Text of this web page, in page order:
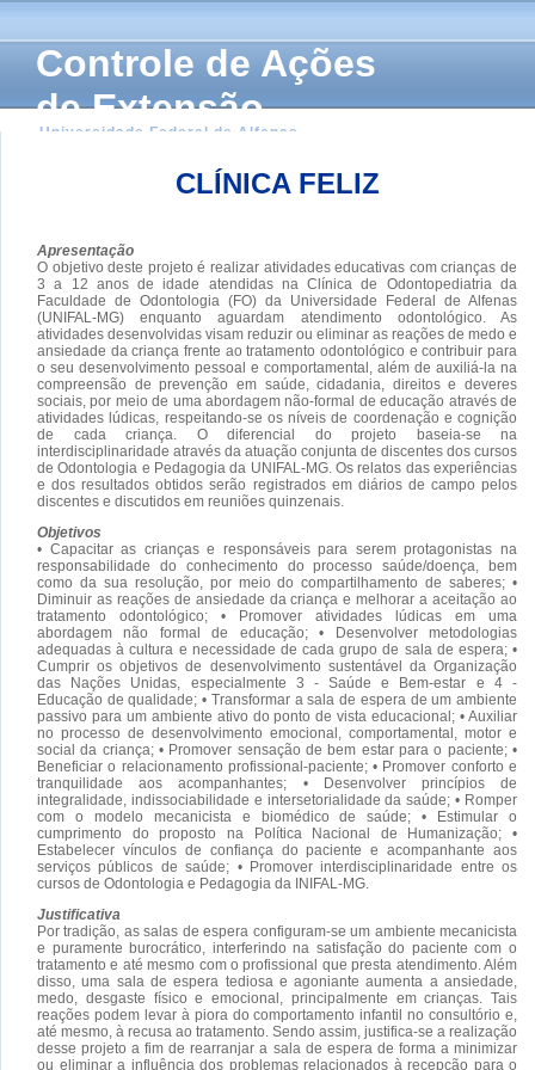
Controle de Ações
de Extensão
Universidade Federal de Alfenas
CLÍNICA FELIZ
Apresentação
O objetivo deste projeto é realizar atividades educativas com crianças de
3 a 12 anos de idade atendidas na Clínica de Odontopediatria da
Faculdade de Odontologia (FO) da Universidade Federal de Alfenas
(UNIFAL-MG) enquanto aguardam atendimento odontológico. As
atividades desenvolvidas visam reduzir ou eliminar as reações de medo e
ansiedade da criança frente ao tratamento odontológico e contribuir para
o seu desenvolvimento pessoal e comportamental, além de auxiliá-la na
compreensão de prevenção em saúde, cidadania, direitos e deveres
sociais, por meio de uma abordagem não-formal de educação através de
atividades lúdicas, respeitando-se os níveis de coordenação e cognição
de cada criança. O diferencial do projeto baseia-se na
interdisciplinaridade através da atuação conjunta de discentes dos cursos
de Odontologia e Pedagogia da UNIFAL-MG. Os relatos das experiências
e dos resultados obtidos serão registrados em diários de campo pelos
discentes e discutidos em reuniões quinzenais.
Objetivos
• Capacitar as crianças e responsáveis para serem protagonistas na
responsabilidade do conhecimento do processo saúde/doença, bem
como da sua resolução, por meio do compartilhamento de saberes; •
Diminuir as reações de ansiedade da criança e melhorar a aceitação ao
tratamento odontológico; • Promover atividades lúdicas em uma
abordagem não formal de educação; • Desenvolver metodologias
adequadas à cultura e necessidade de cada grupo de sala de espera; •
Cumprir os objetivos de desenvolvimento sustentável da Organização
das Nações Unidas, especialmente 3 - Saúde e Bem-estar e 4 -
Educação de qualidade; • Transformar a sala de espera de um ambiente
passivo para um ambiente ativo do ponto de vista educacional; • Auxiliar
no processo de desenvolvimento emocional, comportamental, motor e
social da criança; • Promover sensação de bem estar para o paciente; •
Beneficiar o relacionamento profissional-paciente; • Promover conforto e
tranquilidade aos acompanhantes; • Desenvolver princípios de
integralidade, indissociabilidade e intersetorialidade da saúde; • Romper
com o modelo mecanicista e biomédico de saúde; • Estimular o
cumprimento do proposto na Política Nacional de Humanização; •
Estabelecer vínculos de confiança do paciente e acompanhante aos
serviços públicos de saúde; • Promover interdisciplinaridade entre os
cursos de Odontologia e Pedagogia da INIFAL-MG.
Justificativa
Por tradição, as salas de espera configuram-se um ambiente mecanicista
e puramente burocrático, interferindo na satisfação do paciente com o
tratamento e até mesmo com o profissional que presta atendimento. Além
disso, uma sala de espera tediosa e agoniante aumenta a ansiedade,
medo, desgaste físico e emocional, principalmente em crianças. Tais
reações podem levar à piora do comportamento infantil no consultório e,
até mesmo, à recusa ao tratamento. Sendo assim, justifica-se a realização
desse projeto a fim de rearranjar a sala de espera de forma a minimizar
ou eliminar a influência dos problemas relacionados à recepção para o